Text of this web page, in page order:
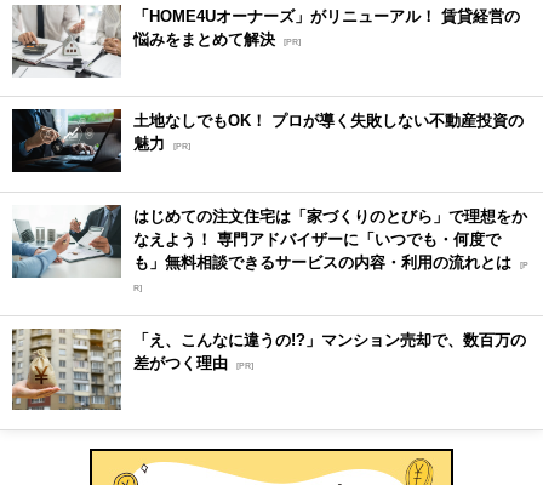
「HOME4Uオーナーズ」がリニューアル！ 賃貸経営の
悩みをまとめて解決 [PR]
土地なしでもOK！ プロが導く失敗しない不動産投資の
魅力
[PR]
はじめての注文住宅は「家づくりのとびら」で理想をか
なえよう！ 専門アドバイザーに「いつでも・何度で
も」無料相談できるサービスの内容・利用の流れとは [P
R]
「え、こんなに違うの!?」マンション売却で、数百万の
差がつく理由 [PR]